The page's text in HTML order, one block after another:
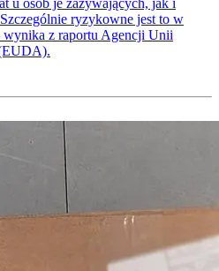
u osób je zażywających, jak i
ryzykowne jest to w
z raportu Agencji Unii